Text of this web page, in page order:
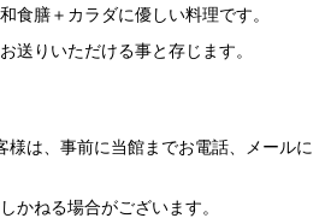
食膳＋カラダに優しい料理です。
送りいただける事と存じます。
様は、事前に当館までお電話、メールに
かねる場合がございます。